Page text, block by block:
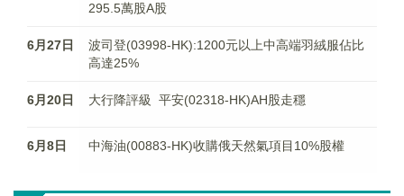
295.5萬股A股
6月27日
波司登(03998-HK):1200元以上中高端羽絨服佔比
高達25%
6月20日 大行降評級 平安(02318-HK)AH股走穩
6月8日 中海油(00883-HK)收購俄天然氣項目10%股權